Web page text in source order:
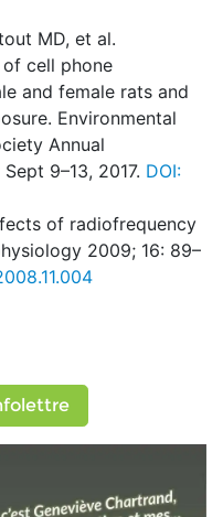
MD, et al.
cell phone
and female rats and
Environmental
Annual
9–13, 2017. DOI:
of radiofrequency
2009; 16: 89–